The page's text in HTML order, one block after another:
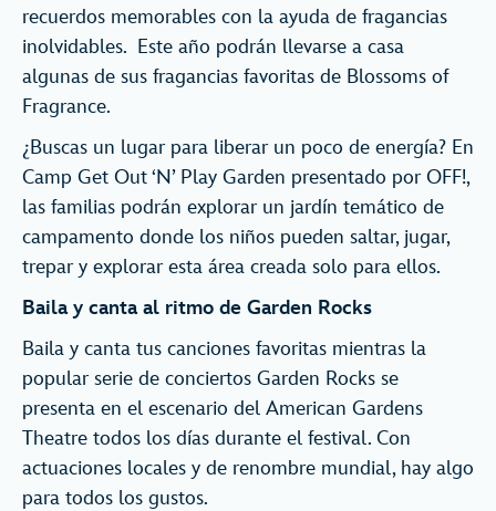
recuerdos memorables con la ayuda de fragancias
inolvidables.
Este año podrán llevarse a casa
algunas de sus fragancias favoritas de Blossoms of
Fragrance.
¿Buscas un lugar para liberar un poco de energía? En
Camp Get Out ‘N’ Play Garden presentado por OFF!,
las familias podrán explorar un jardín temático de
campamento donde los niños pueden saltar, jugar,
trepar y explorar esta área creada solo para ellos.
Baila y canta al ritmo de Garden Rocks
Baila y canta tus canciones favoritas mientras la
popular serie de conciertos Garden Rocks se
presenta en el escenario del American Gardens
Theatre todos los días durante el festival. Con
actuaciones locales y de renombre mundial, hay algo
para todos los gustos.